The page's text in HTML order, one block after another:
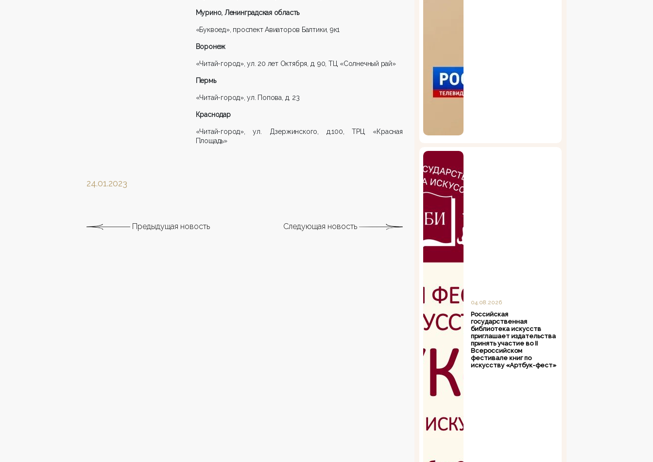
Мурино, Ленинградская область
«Буквоед», проспект Авиаторов Балтики, 9к1
Воронеж
«Читай-город», ул. 20 лет Октября, д. 90, ТЦ «Солнечный рай»
Пермь
«Читай-город», ул. Попова, д. 23
Краснодар
«Читай-город», ул. Дзержинского, д.100, ТРЦ «Красная
Площадь»
24.01.2023
Предыдущая новость Следующая новость
04.08.2026
Российская
государственная
библиотека искусств
приглашает издательства
принять участие во II
Всероссийском
фестивале книг по
искусству «Артбук-фест»